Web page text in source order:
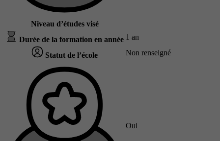
Niveau d’études visé
Durée de la formation en année 1 an
Statut de l’école Non renseigné
Oui